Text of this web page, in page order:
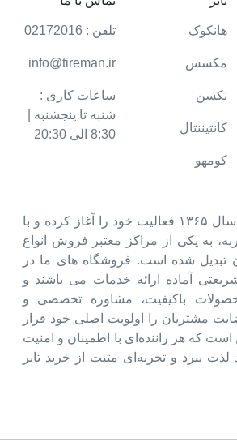
فروشگاه تایر ما از سال ۱۳۶۵ فعالیت خود را آغاز کرده و با
به یکی از مراکز معتبر فروش انواع
تبدیل شده است. فروشگاه های ما در
آماده ارائه خدمات می باشند و
باکیفیت، مشاوره تخصصی و
مشتریان را اولویت اصلی خود قرار
است که هر راننده‌ای با اطمینان و امنیت
ببرد و تجربه‌ای مثبت از خرید تایر
هانکوک
مکسس
نکسن
کانتیننتال
کومهو
تلفن : 02172016
info@tireman.ir
ساعات کاری :
شنبه تا پنجشنبه |
8:30 الی 20:30